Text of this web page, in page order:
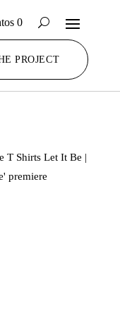
0
PROJECT
T Shirts Let It Be |
premiere